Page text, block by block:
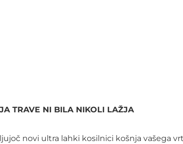
TRAVE NI BILA NIKOLI LAŽJA
novi ultra lahki kosilnici košnja vašega